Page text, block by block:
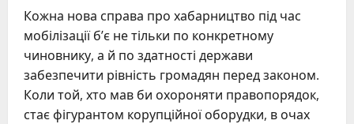
Кожна нова справа про хабарництво під час
мобілізації бʼє не тільки по конкретному
чиновнику, а й по здатності держави
забезпечити рівність громадян перед законом.
Коли той, хто мав би охороняти правопорядок,
стає фігурантом корупційної оборудки, в очах